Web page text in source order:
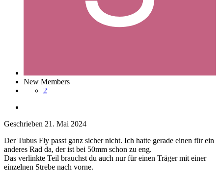
New Members
2
Geschrieben 21. Mai 2024
Der Tubus Fly passt ganz sicher nicht. Ich hatte gerade einen für ein
anderes Rad da, der ist bei 50mm schon zu eng.
Das verlinkte Teil brauchst du auch nur für einen Träger mit einer
einzelnen Strebe nach vorne.